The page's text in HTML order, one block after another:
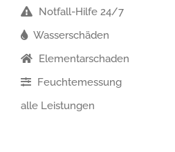
Notfall-Hilfe 24/7
Wasserschäden
Elementarschaden
Feuchtemessung
alle Leistungen